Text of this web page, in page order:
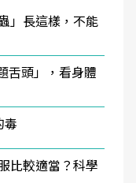
」長這樣，不能
舌頭」，看身體
毒
比較適當？科學